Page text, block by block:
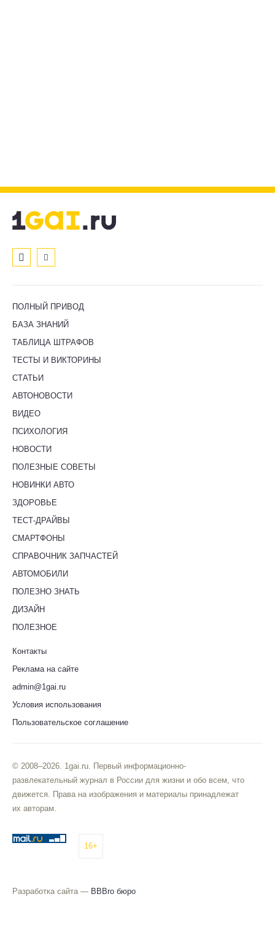
ПОЛНЫЙ ПРИВОД
БАЗА ЗНАНИЙ
ТАБЛИЦА ШТРАФОВ
ТЕСТЫ И ВИКТОРИНЫ
СТАТЬИ
АВТОНОВОСТИ
ВИДЕО
ПСИХОЛОГИЯ
НОВОСТИ
ПОЛЕЗНЫЕ СОВЕТЫ
НОВИНКИ АВТО
ЗДОРОВЬЕ
ТЕСТ-ДРАЙВЫ
СМАРТФОНЫ
СПРАВОЧНИК ЗАПЧАСТЕЙ
АВТОМОБИЛИ
ПОЛЕЗНО ЗНАТЬ
ДИЗАЙН
ПОЛЕЗНОЕ
Контакты
Реклама на сайте
admin@1gai.ru
Условия использования
Пользовательское соглашение
© 2008–2026. 1gai.ru. Первый информационно-
развлекательный журнал в России для жизни и обо всем, что
движется. Права на изображения и материалы принадлежат
их авторам.
16+
Разработка сайта — BBBro бюро